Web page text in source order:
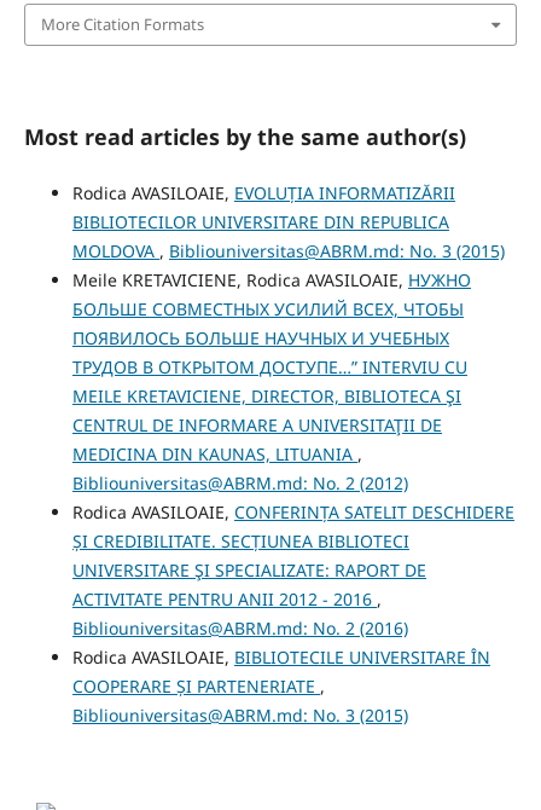
More Citation Formats
Most read articles by the same author(s)
Rodica AVASILOAIE, EVOLUȚIA INFORMATIZĂRII
BIBLIOTECILOR UNIVERSITARE DIN REPUBLICA
MOLDOVA , Bibliouniversitas@ABRM.md: No. 3 (2015)
Meile KRETAVICIENE, Rodica AVASILOAIE, НУЖНО
БОЛЬШЕ СОВМЕСТНЫХ УСИЛИЙ ВСЕХ, ЧТОБЫ
ПОЯВИЛОСЬ БОЛЬШЕ НАУЧНЫХ И УЧЕБНЫХ
ТРУДОВ В ОТКРЫТОМ ДОСТУПЕ…” INTERVIU CU
MEILE KRETAVICIENE, DIRECTOR, BIBLIOTECA ŞI
CENTRUL DE INFORMARE A UNIVERSITAŢII DE
MEDICINA DIN KAUNAS, LITUANIA ,
Bibliouniversitas@ABRM.md: No. 2 (2012)
Rodica AVASILOAIE, CONFERINȚA SATELIT DESCHIDERE
ȘI CREDIBILITATE. SECȚIUNEA BIBLIOTECI
UNIVERSITARE ŞI SPECIALIZATE: RAPORT DE
ACTIVITATE PENTRU ANII 2012 - 2016 ,
Bibliouniversitas@ABRM.md: No. 2 (2016)
Rodica AVASILOAIE, BIBLIOTECILE UNIVERSITARE ÎN
COOPERARE ȘI PARTENERIATE ,
Bibliouniversitas@ABRM.md: No. 3 (2015)